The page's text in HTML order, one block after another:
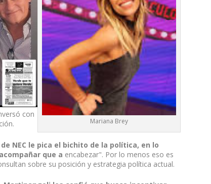
Mariana Brey
con
NEC le pica el bichito de la política, en lo
que a encabezar". Por lo menos eso es
sobre su posición y estrategia política actual.